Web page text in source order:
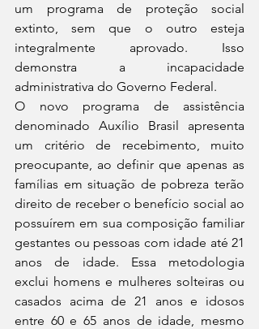
um programa de proteção social
extinto, sem que o outro esteja
integralmente aprovado. Isso
demonstra a incapacidade
administrativa do Governo Federal.
O novo programa de assistência
denominado Auxílio Brasil apresenta
um critério de recebimento, muito
preocupante, ao definir que apenas as
famílias em situação de pobreza terão
direito de receber o benefício social ao
possuírem em sua composição familiar
gestantes ou pessoas com idade até 21
anos de idade. Essa metodologia
exclui homens e mulheres solteiras ou
casados acima de 21 anos e idosos
entre 60 e 65 anos de idade, mesmo